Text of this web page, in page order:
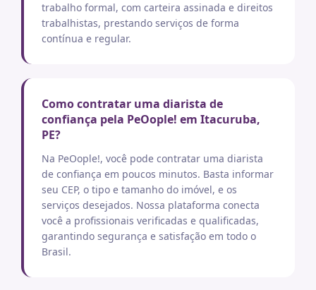
trabalho formal, com carteira assinada e direitos
trabalhistas, prestando serviços de forma
contínua e regular.
Como contratar uma diarista de
confiança pela PeOople! em Itacuruba,
PE?
Na PeOople!, você pode contratar uma diarista
de confiança em poucos minutos. Basta informar
seu CEP, o tipo e tamanho do imóvel, e os
serviços desejados. Nossa plataforma conecta
você a profissionais verificadas e qualificadas,
garantindo segurança e satisfação em todo o
Brasil.